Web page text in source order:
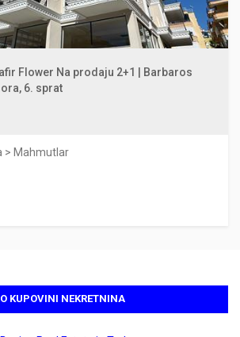
Flower Na prodaju 2+1 | Barbaros
6. sprat
> Mahmutlar
O KUPOVINI NEKRETNINA